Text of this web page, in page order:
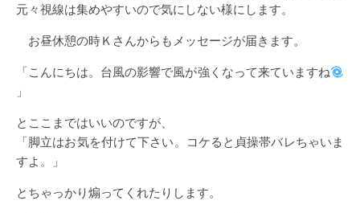
元々視線は集めやすいので気にしない様にします。
お昼休憩の時Ｋさんからもメッセージが届きます。
「こんにちは。台風の影響で風が強くなって来ていますね
」
とここまではいいのですが、
「脚立はお気を付けて下さい。コケると貞操帯バレちゃいま
すよ。」
とちゃっかり煽ってくれたりします。